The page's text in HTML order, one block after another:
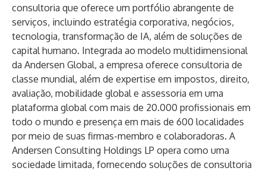
consultoria que oferece um portfólio abrangente de
serviços, incluindo estratégia corporativa, negócios,
tecnologia, transformação de IA, além de soluções de
capital humano. Integrada ao modelo multidimensional
da Andersen Global, a empresa oferece consultoria de
classe mundial, além de expertise em impostos, direito,
avaliação, mobilidade global e assessoria em uma
plataforma global com mais de 20.000 profissionais em
todo o mundo e presença em mais de 600 localidades
por meio de suas firmas-membro e colaboradoras. A
Andersen Consulting Holdings LP opera como uma
sociedade limitada, fornecendo soluções de consultoria